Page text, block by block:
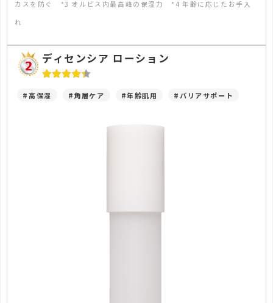
カスを防ぐ *3 オルビス内最高峰の保湿力 *4 年齢に応じたお手入
れ
ディセンシア ローション
#高保湿 #角層ケア #年齢肌用 #バリアサポート